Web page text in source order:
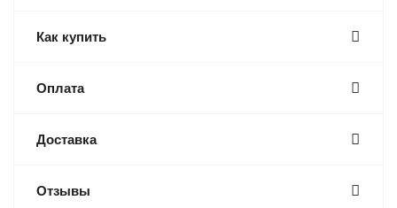
Как купить
Оплата
Доставка
Отзывы